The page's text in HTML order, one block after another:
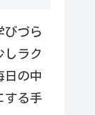
びづら
しラク
日の中
する手